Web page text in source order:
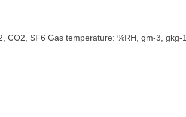
CO2, SF6 Gas temperature: %RH, gm-3, gkg-1